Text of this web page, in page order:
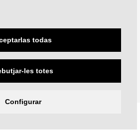
todas
les totes
Configurar